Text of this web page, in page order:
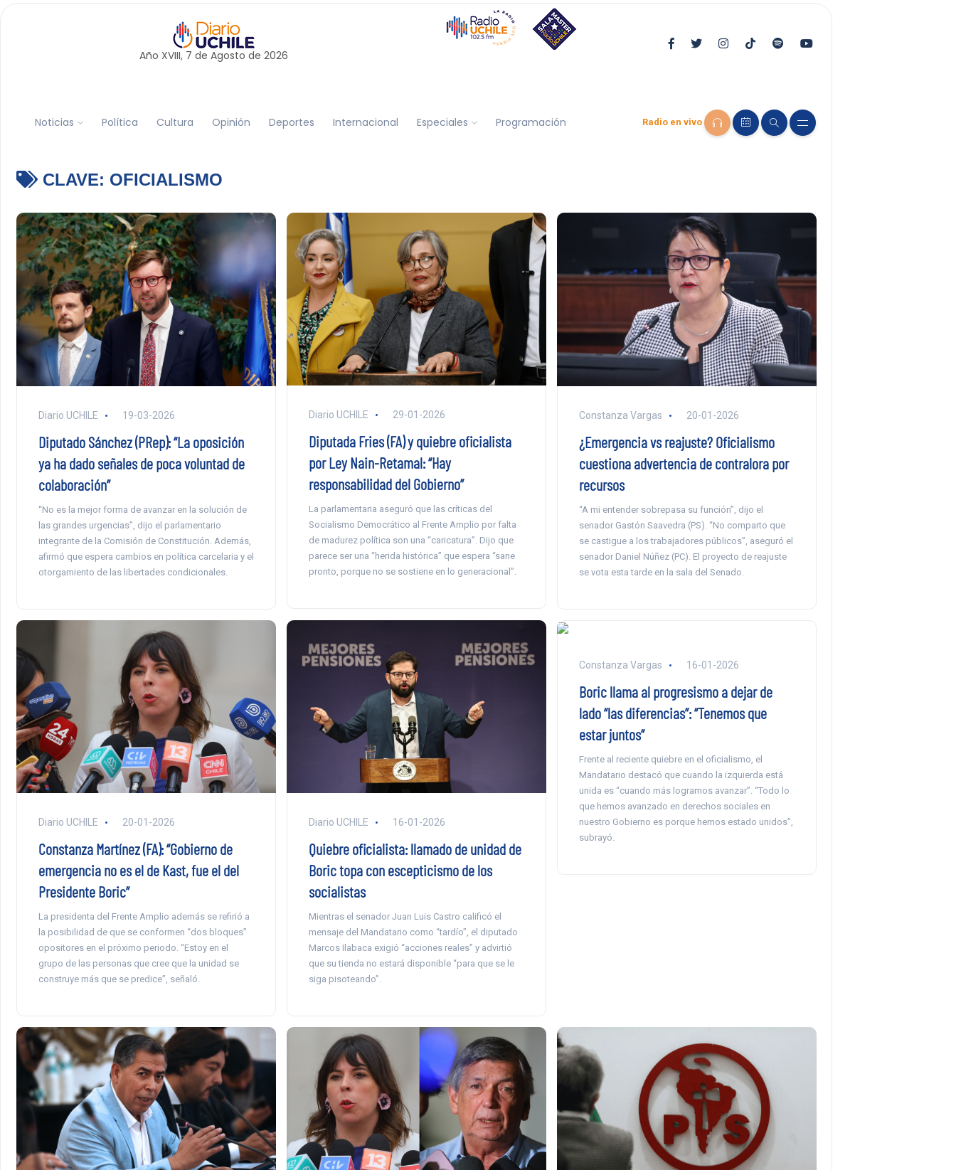
Año XVIII, 7 de Agosto de 2026
Noticias Política Cultura Opinión Deportes Internacional Especiales Programación Radio en vivo
CLAVE: OFICIALISMO
Diario UCHILE 19-03-2026
Diputado Sánchez (PRep): “La oposición
ya ha dado señales de poca voluntad de
colaboración”
“No es la mejor forma de avanzar en la solución de
las grandes urgencias”, dijo el parlamentario
integrante de la Comisión de Constitución. Además,
afirmó que espera cambios en política carcelaria y el
otorgamiento de las libertades condicionales.
Diario UCHILE 29-01-2026
Diputada Fries (FA) y quiebre oficialista
por Ley Nain-Retamal: “Hay
responsabilidad del Gobierno”
La parlamentaria aseguró que las críticas del
Socialismo Democrático al Frente Amplio por falta
de madurez política son una “caricatura”. Dijo que
parece ser una “herida histórica” que espera “sane
pronto, porque no se sostiene en lo generacional”.
Constanza Vargas 20-01-2026
¿Emergencia vs reajuste? Oficialismo
cuestiona advertencia de contralora por
recursos
“A mi entender sobrepasa su función”, dijo el
senador Gastón Saavedra (PS). “No comparto que
se castigue a los trabajadores públicos”, aseguró el
senador Daniel Núñez (PC). El proyecto de reajuste
se vota esta tarde en la sala del Senado.
Diario UCHILE 20-01-2026
Constanza Martínez (FA): “Gobierno de
emergencia no es el de Kast, fue el del
Presidente Boric”
La presidenta del Frente Amplio además se refirió a
la posibilidad de que se conformen “dos bloques”
opositores en el próximo periodo. “Estoy en el
grupo de las personas que cree que la unidad se
construye más que se predice”, señaló.
Diario UCHILE 16-01-2026
Quiebre oficialista: llamado de unidad de
Boric topa con escepticismo de los
socialistas
Mientras el senador Juan Luis Castro calificó el
mensaje del Mandatario como “tardío”, el diputado
Marcos Ilabaca exigió “acciones reales” y advirtió
que su tienda no estará disponible “para que se le
siga pisoteando”.
Constanza Vargas 16-01-2026
Boric llama al progresismo a dejar de
lado “las diferencias”: “Tenemos que
estar juntos”
Frente al reciente quiebre en el oficialismo, el
Mandatario destacó que cuando la izquierda está
unida es “cuando más logramos avanzar”. “Todo lo
que hemos avanzado en derechos sociales en
nuestro Gobierno es porque hemos estado unidos”,
subrayó.